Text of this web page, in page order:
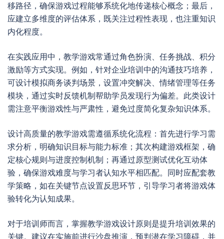
移路径，确保游戏过程能够系统化地传递核心概念；最后，
应建立多维度的评估体系，既关注过程性表现，也注重知识
内化程度。
在实践应用中，教学游戏常通过角色扮演、任务挑战、积分
激励等方式实现。例如，针对企业培训中的沟通技巧培养，
可设计模拟商务谈判场景，设置冲突解决、情绪管理等任务
模块，通过实时反馈机制帮助学员发现行为偏差。此类设计
需注意平衡游戏性与严肃性，避免过度简化复杂知识体系。
设计高质量的教学游戏需遵循系统化流程：首先进行学习需
求分析，明确知识目标与能力标准；其次构建游戏框架，确
定核心规则与进度控制机制；再通过原型测试优化互动体
验，确保游戏难度与学习者认知水平相匹配。同时应配套教
学策略，如在关键节点设置反思环节，引导学习者将游戏体
验转化为认知成果。
对于培训师而言，掌握教学游戏设计原则是提升培训效果的
关键。建议在实施前进行沙盘推演，预判潜在学习障碍，并